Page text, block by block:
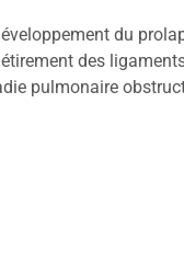
du
des
pulmonaire